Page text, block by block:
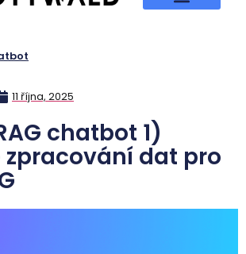
11 října, 2025
chatbot 1)
zpracování dat pro